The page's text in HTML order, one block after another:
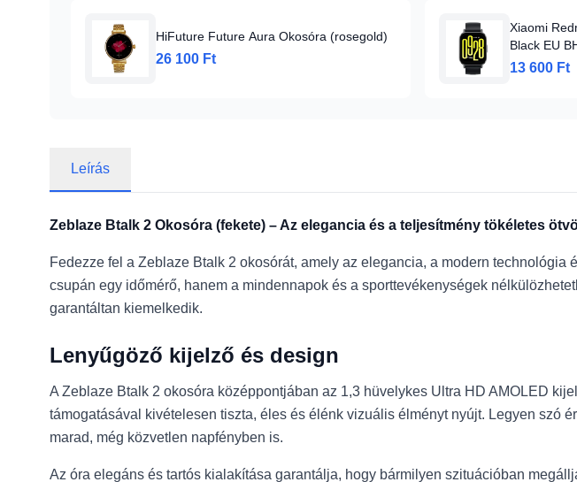
HiFuture Future Aura Okosóra (rosegold)
26 100 Ft
Xiaomi
Black EU
13 600 Ft
Leírás
Zeblaze Btalk 2 Okosóra (fekete) – Az elegancia és a teljesítmény tökéletes
Fedezze fel a Zeblaze Btalk 2 okosórát, amely az elegancia, a modern
csupán egy időmérő, hanem a mindennapok és a sporttevékenységek
garantáltan kiemelkedik.
Lenyűgöző kijelző és design
A Zeblaze Btalk 2 okosóra középpontjában az 1,3 hüvelykes Ultra HD AMOLED
támogatásával kivételesen tiszta, éles és élénk vizuális élményt nyújt. Legyen szó
marad, még közvetlen napfényben is.
Az óra elegáns és tartós kialakítása garantálja, hogy bármilyen szituációban